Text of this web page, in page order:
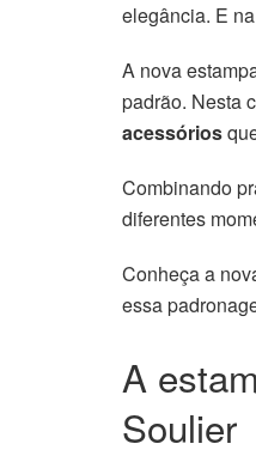
elegância. E
A nova
padrão. Nesta
acessórios
Combinando
diferentes
Conheça a
essa
A
Soulier